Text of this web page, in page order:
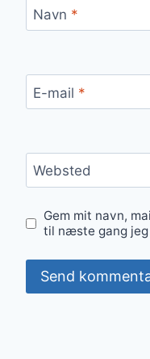
Navn *
E-mail *
Websted
Gem mit navn,
til næste gang jeg